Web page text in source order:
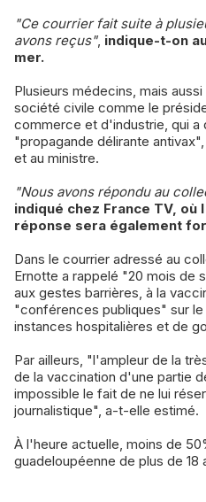
"Ce courrier fait suite à
avons reçus", indique-t-on
mer.
Plusieurs médecins, mais
société civile comme le
commerce et d'industrie, qui a
"propagande délirante
et au ministre.
"Nous avons répondu au
indiqué chez France TV, où
réponse sera également
Dans le courrier adressé au
Ernotte a rappelé "20 mois de
aux gestes barrières, à la
"conférences publiques" sur
instances hospitalières et de
Par ailleurs, "l'ampleur de la
de la vaccination d'une partie
impossible le fait de ne lui
journalistique", a-t-elle estimé.
À l'heure actuelle, moins de
guadeloupéenne de plus de